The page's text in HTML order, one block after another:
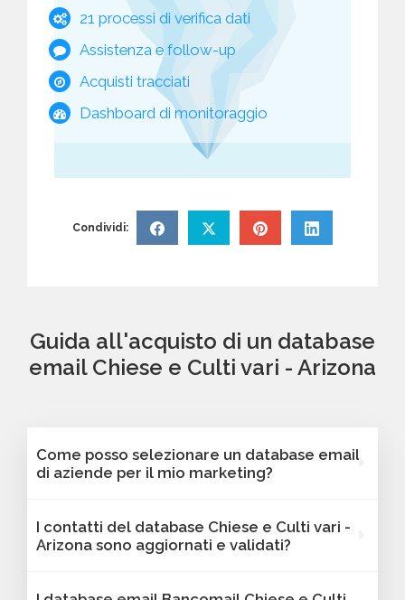
21 processi di verifica dati
Assistenza e follow-up
Acquisti tracciati
Dashboard di monitoraggio
Condividi:
Guida all'acquisto di un database
email Chiese e Culti vari - Arizona
Come posso selezionare un database email
di aziende per il mio marketing?
nostra piattaforma Bancomail. Troverai
contatti B2B verificati di aziende attive Chiese
I contatti del database Chiese e Culti vari -
Arizona sono aggiornati e validati?